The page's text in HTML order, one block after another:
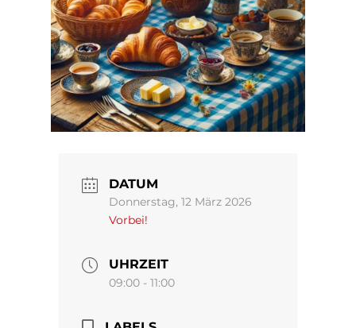
DATUM
Donnerstag, 12 März 2026
Vorbei!
UHRZEIT
09:00 - 11:00